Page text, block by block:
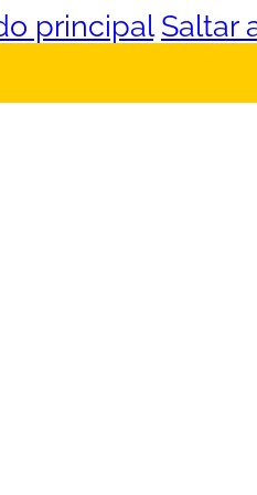
principal Saltar